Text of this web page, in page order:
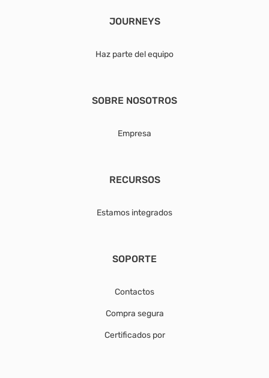
JOURNEYS
Haz parte del equipo
SOBRE NOSOTROS
Empresa
RECURSOS
Estamos integrados
SOPORTE
Contactos
Compra segura
Certificados por